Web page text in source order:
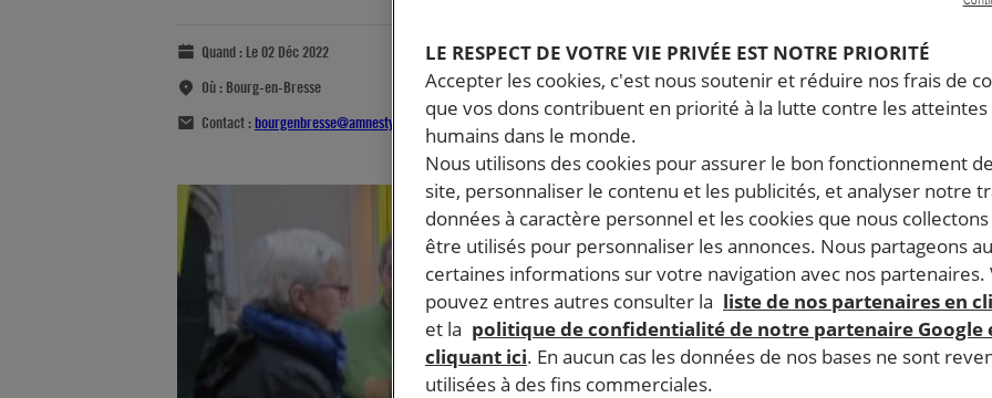
Quand : Le 02 Déc 2022
Où : Bourg-en-Bresse
Contact :bourgenbresse@amnestyfrance.fr
LE RESPECT DE VOTRE VIE PRIVÉE EST NOTRE PRIORITÉ
Accepter les cookies, c'est nous soutenir et réduire nos frais de
que vos dons contribuent en priorité à la lutte contre les
humains dans le monde.
Nous utilisons des cookies pour assurer le bon fonctionnement
site, personnaliser le contenu et les publicités, et analyser notre
données à caractère personnel et les cookies que nous
être utilisés pour personnaliser les annonces. Nous partageons
certaines informations sur votre navigation avec nos partenaires.
pouvez entres autres consulter la liste de nos partenaires en
et la politique de confidentialité de notre partenaire Google
cliquant ici. En aucun cas les données de nos bases ne sont
utilisées à des fins commerciales.